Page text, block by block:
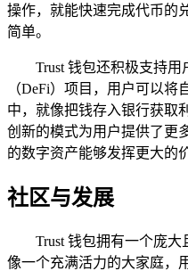
操作，就能快速完成代币的
简单。
Trust 钱包还积极支持
（DeFi）项目，用户可以将
中，就像把钱存入银行获取
创新的模式为用户提供了更
的数字资产能够发挥更大的
社区与发展
Trust 钱包拥有一个庞
像一个充满活力的大家庭，